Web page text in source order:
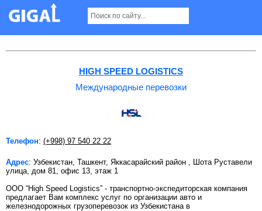
Международные перевозки в Ташкенте
HIGH SPEED LOGISTICS
Международные перевозки
Телефон: (+998) 97 540 22 22
Адрес: Узбекистан, Ташкент, Яккасарайский район , Шота Руставели
улица, дом 81, офис 13, этаж 1
ООО “High Speed Logistics” - транспортно-экспедиторская компания
предлагает Вам комплекс услуг по организации авто и
железнодорожных грузоперевозок из Узбекистана в